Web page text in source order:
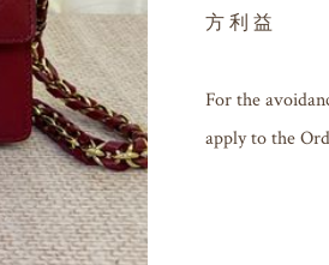
方 利 益
For the